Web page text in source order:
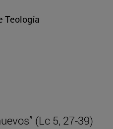
Teología
(Lc 5, 27-39)